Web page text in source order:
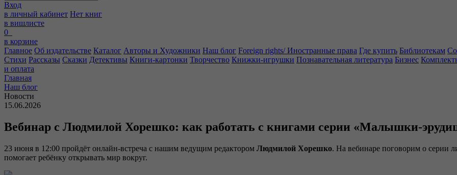
Вход
в личный кабинет Нет книг
в вишлисте
0
в корзине
Главное Об издательстве Каталог Авторы и Художники Наш блог Foreign rights/ Иностранные права Где купить Библиотекам
Стихи Рассказы Сказки Детективы Книги-картонки Творчество Книжки-игрушки Познавательная литература Бизнес
и оплата
Главная
Наш блог
Новости
15.06.2026
Вебинар с Людмилой Хорешко: как работать с книгами серии «Малышки-
23 июня в 12:00 пройдёт онлайн-встреча с нашим ведущим редактором Людмилой Хорешко. На вебинаре поговорим о серии
помогает ребёнку открывать мир вокруг.